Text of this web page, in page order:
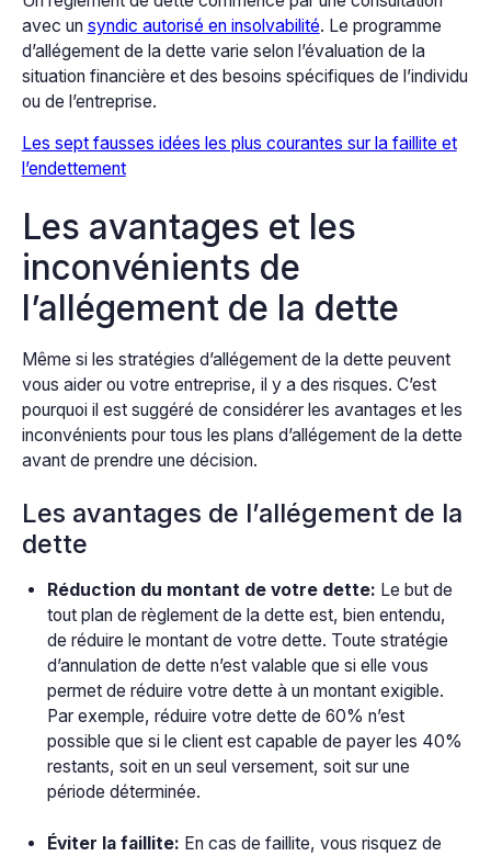
avec un syndic autorisé en insolvabilité. Le programme
d’allégement de la dette varie selon l’évaluation de la
situation financière et des besoins spécifiques de l’individu
ou de l’entreprise.
Les sept fausses idées les plus courantes sur la faillite et
l’endettement
Les avantages et les
inconvénients de
l’allégement de la dette
Même si les stratégies d’allégement de la dette peuvent
vous aider ou votre entreprise, il y a des risques. C’est
pourquoi il est suggéré de considérer les avantages et les
inconvénients pour tous les plans d’allégement de la dette
avant de prendre une décision.
Les avantages de l’allégement de la
dette
Réduction du montant de votre dette: Le but de
tout plan de règlement de la dette est, bien entendu,
de réduire le montant de votre dette. Toute stratégie
d’annulation de dette n’est valable que si elle vous
permet de réduire votre dette à un montant exigible.
Par exemple, réduire votre dette de 60% n’est
possible que si le client est capable de payer les 40%
restants, soit en un seul versement, soit sur une
période déterminée.
Éviter la faillite: En cas de faillite, vous risquez de